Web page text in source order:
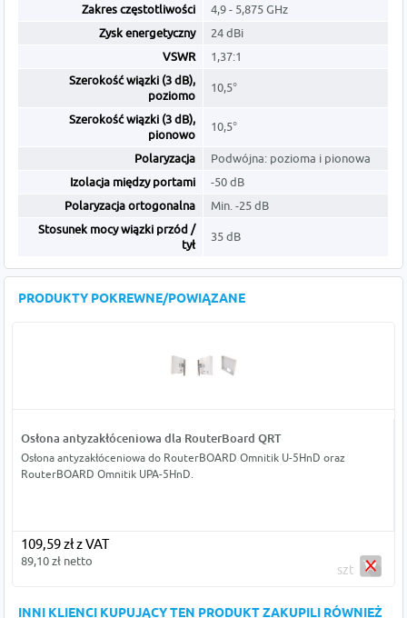
Zakres częstotliwości
4,9 - 5,875 GHz
Zysk energetyczny
24 dBi
VSWR
1,37:1
Szerokość wiązki (3 dB),
poziomo
10,5°
Szerokość wiązki (3 dB),
pionowo
10,5°
Polaryzacja
Podwójna: pozioma i pionowa
Izolacja między portami
-50 dB
Polaryzacja ortogonalna
Min. -25 dB
Stosunek mocy wiązki przód /
tył
35 dB
PRODUKTY POKREWNE/POWIĄZANE
Osłona antyzakłóceniowa dla RouterBoard QRT
Osłona antyzakłóceniowa do RouterBOARD Omnitik U-5HnD oraz
RouterBOARD Omnitik UPA-5HnD.
109,59 zł z VAT
89,10 zł netto
szt
INNI KLIENCI KUPUJĄCY TEN PRODUKT ZAKUPILI RÓWNIEŻ